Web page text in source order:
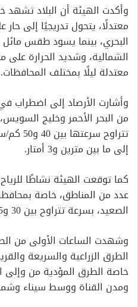
وأكدت الهيئة أن البلاد
معتدلًا، يتحول تدريجيًا إلى
البحري، بينما يسود طقس مائل
الشمالية، وشديد الحرارة
معتدلة ليلًا بمختلف المحافظات.
وأشارت الأرصاد إلى اضطراب
من البحر الأحمر وخليج
تتراوح
إلى ما بين مترين و3 أمتار.
كما توقعت الهيئة نشاطًا للرياح
عدد من المناطق، خاصة
الصعيد، بسرعة تتراوح بين 30 و35 كم/س.
وشهدت الساعات الأولى من
الطرق الزراعية والسريعة
خاصة الطرق المؤدية من وإلى
ومدن القناة ووسط سيناء